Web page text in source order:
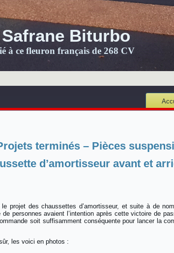
Biturbo
à ce fleuron français de 268 CV
terminés – Pièces
d’amortisseur avant et
projet des chaussettes d’amortisseur, et suite à de
personnes avaient l’intention après cette victoire de
soit suffisamment conséquente pour lancer la
les voici en photos :